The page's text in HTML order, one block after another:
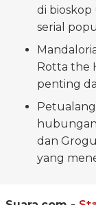
di
serial
Rotta the
penting
dan
yang